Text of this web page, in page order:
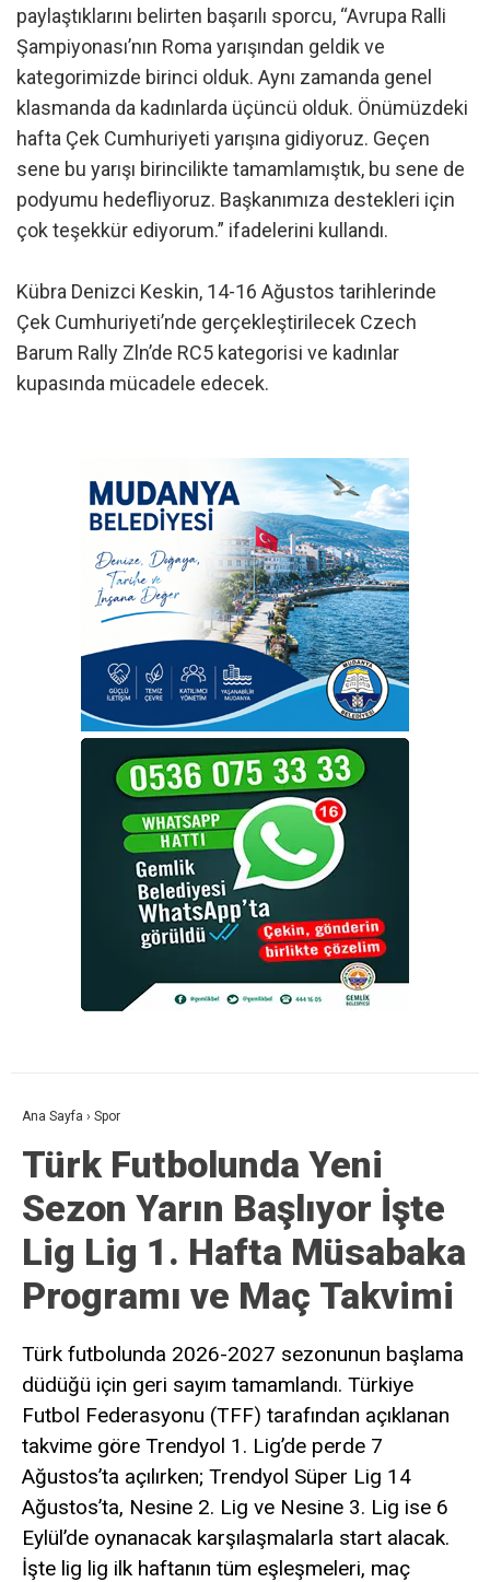
paylaştıklarını belirten başarılı sporcu, “Avrupa Ralli
Şampiyonası’nın Roma yarışından geldik ve
kategorimizde birinci olduk. Aynı zamanda genel
klasmanda da kadınlarda üçüncü olduk. Önümüzdeki
hafta Çek Cumhuriyeti yarışına gidiyoruz. Geçen
sene bu yarışı birincilikte tamamlamıştık, bu sene de
podyumu hedefliyoruz. Başkanımıza destekleri için
çok teşekkür ediyorum.” ifadelerini kullandı.
Kübra Denizci Keskin, 14-16 Ağustos tarihlerinde
Çek Cumhuriyeti’nde gerçekleştirilecek Czech
Barum Rally Zln’de RC5 kategorisi ve kadınlar
kupasında mücadele edecek.
Ana Sayfa › Spor
Türk Futbolunda Yeni
Sezon Yarın Başlıyor İşte
Lig Lig 1. Hafta Müsabaka
Programı ve Maç Takvimi
Türk futbolunda 2026-2027 sezonunun başlama
düdüğü için geri sayım tamamlandı. Türkiye
Futbol Federasyonu (TFF) tarafından açıklanan
takvime göre Trendyol 1. Lig’de perde 7
Ağustos’ta açılırken; Trendyol Süper Lig 14
Ağustos’ta, Nesine 2. Lig ve Nesine 3. Lig ise 6
Eylül’de oynanacak karşılaşmalarla start alacak.
İşte lig lig ilk haftanın tüm eşleşmeleri, maç